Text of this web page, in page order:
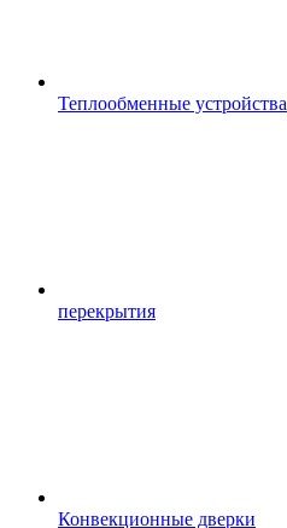
Теплообменные устройства
перекрытия
Конвекционные дверки